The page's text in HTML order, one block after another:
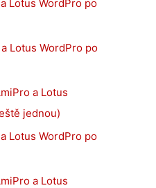
Lotus WordPro po
Lotus WordPro po
a Lotus
jednou)
Lotus WordPro po
a Lotus